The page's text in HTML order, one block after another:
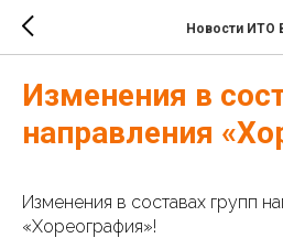
Новости ИТО
Изменения в
направления
Изменения в составах групп
«Хореография»!